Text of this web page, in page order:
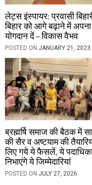
लेट्स इंस्पायर: प्रवासी
बिहार को आगे बढ़ाने में अपना
योगदान दें – विकास वैभव
POSTED ON JANUARY 21, 2023
ब्रह्मर्षि समाज की बैठक में
की सैर व अष्टयाम की
लिए गये ये फैसलें, ये
निभाएंगे ये जिम्मेदारियां
POSTED ON JULY 27, 2026